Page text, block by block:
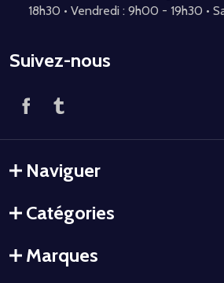
18h30 • Vendredi : 9h00 - 19h30 •
Suivez-nous
Naviguer
Catégories
Marques